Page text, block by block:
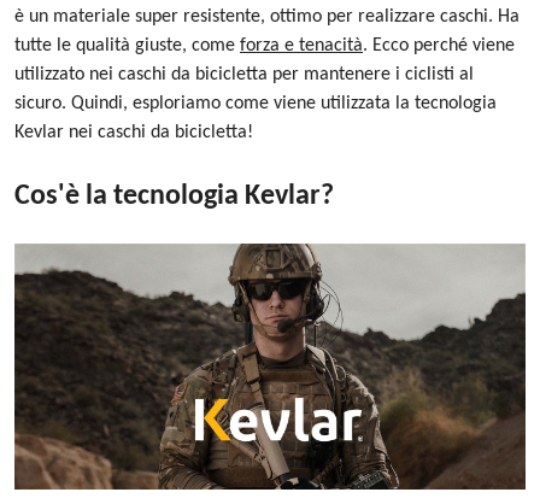
è un materiale super resistente, ottimo per realizzare caschi. Ha
tutte le qualità giuste, come forza e tenacità. Ecco perché viene
utilizzato nei caschi da bicicletta per mantenere i ciclisti al
sicuro. Quindi, esploriamo come viene utilizzata la tecnologia
Kevlar nei caschi da bicicletta!
Cos'è la tecnologia Kevlar?